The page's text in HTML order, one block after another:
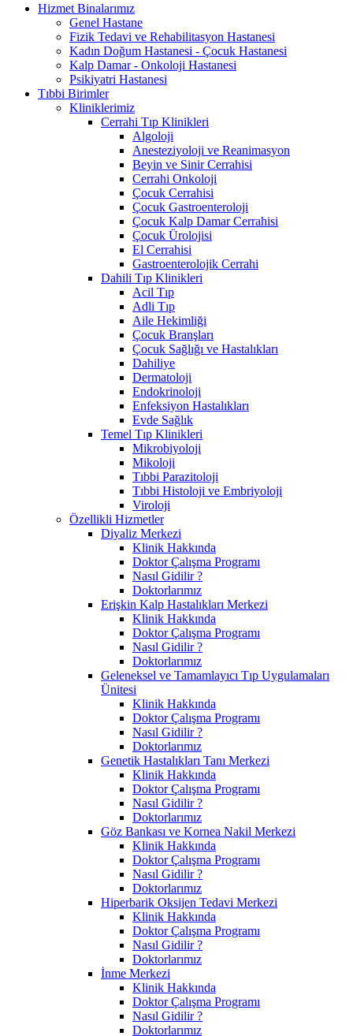
Hizmet Binalarımız
Genel Hastane
Fizik Tedavi ve Rehabilitasyon Hastanesi
Kadın Doğum Hastanesi - Çocuk Hastanesi
Kalp Damar - Onkoloji Hastanesi
Psikiyatri Hastanesi
Tıbbi Birimler
Kliniklerimiz
Cerrahi Tıp Klinikleri
Algoloji
Anesteziyoloji ve Reanimasyon
Beyin ve Sinir Cerrahisi
Cerrahi Onkoloji
Çocuk Cerrahisi
Çocuk Gastroenteroloji
Çocuk Kalp Damar Cerrahisi
Çocuk Ürolojisi
El Cerrahisi
Gastroenterolojik Cerrahi
Dahili Tıp Klinikleri
Acil Tıp
Adli Tıp
Aile Hekimliği
Çocuk Branşları
Çocuk Sağlığı ve Hastalıkları
Dahiliye
Dermatoloji
Endokrinoloji
Enfeksiyon Hastalıkları
Evde Sağlık
Temel Tıp Klinikleri
Mikrobiyoloji
Mikoloji
Tıbbi Parazitoloji
Tıbbi Histoloji ve Embriyoloji
Viroloji
Özellikli Hizmetler
Diyaliz Merkezi
Klinik Hakkında
Doktor Çalışma Programı
Nasıl Gidilir ?
Doktorlarımız
Erişkin Kalp Hastalıkları Merkezi
Klinik Hakkında
Doktor Çalışma Programı
Nasıl Gidilir ?
Doktorlarımız
Geleneksel ve Tamamlayıcı Tıp Uygulamaları
Ünitesi
Klinik Hakkında
Doktor Çalışma Programı
Nasıl Gidilir ?
Doktorlarımız
Genetik Hastalıkları Tanı Merkezi
Klinik Hakkında
Doktor Çalışma Programı
Nasıl Gidilir ?
Doktorlarımız
Göz Bankası ve Kornea Nakil Merkezi
Klinik Hakkında
Doktor Çalışma Programı
Nasıl Gidilir ?
Doktorlarımız
Hiperbarik Oksijen Tedavi Merkezi
Klinik Hakkında
Doktor Çalışma Programı
Nasıl Gidilir ?
Doktorlarımız
İnme Merkezi
Klinik Hakkında
Doktor Çalışma Programı
Nasıl Gidilir ?
Doktorlarımız